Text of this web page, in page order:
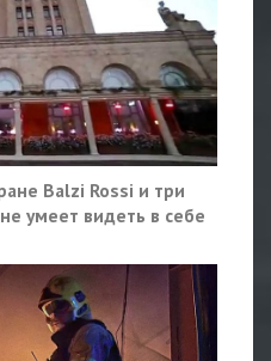
Balzi Rossi и три
умеет видеть в себе